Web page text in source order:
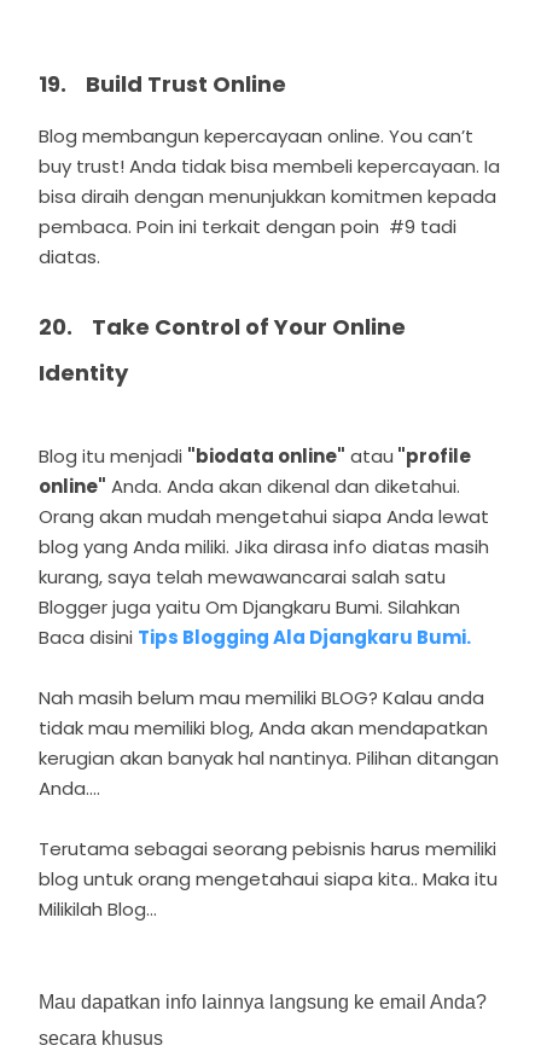
19. Build Trust Online
Blog membangun kepercayaan online. You can’t
buy trust! Anda tidak bisa membeli kepercayaan. Ia
bisa diraih dengan menunjukkan komitmen kepada
pembaca. Poin ini terkait dengan poin #9 tadi
diatas.
20. Take Control of Your Online
Identity
Blog itu menjadi "biodata online" atau "profile
online" Anda. Anda akan dikenal dan diketahui.
Orang akan mudah mengetahui siapa Anda lewat
blog yang Anda miliki. Jika dirasa info diatas masih
kurang, saya telah mewawancarai salah satu
Blogger juga yaitu Om Djangkaru Bumi. Silahkan
Baca disini Tips Blogging Ala Djangkaru Bumi.
Nah masih belum mau memiliki BLOG? Kalau anda
tidak mau memiliki blog, Anda akan mendapatkan
kerugian akan banyak hal nantinya. Pilihan ditangan
Anda....
Terutama sebagai seorang pebisnis harus memiliki
blog untuk orang mengetahaui siapa kita.. Maka itu
Milikilah Blog…
Mau dapatkan info lainnya langsung ke email Anda?
secara khusus